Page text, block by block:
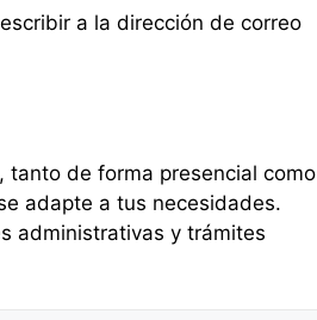
a la dirección de correo
tanto de forma presencial como
adapte a tus necesidades.
administrativas y trámites